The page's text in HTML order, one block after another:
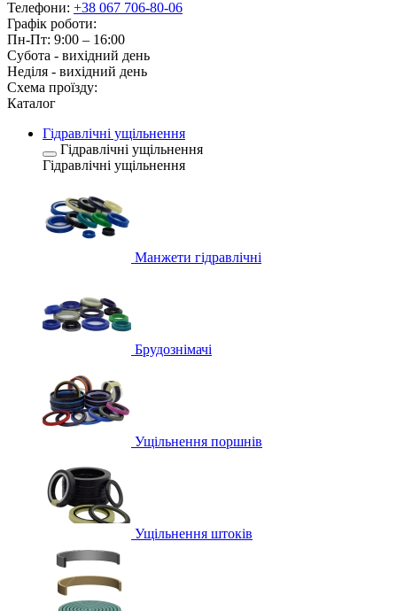
Телефони: +38 067 706-80-06
Графік роботи:
Пн-Пт: 9:00 – 16:00
Субота - вихідний день
Неділя - вихідний день
Схема проїзду:
Каталог
Гідравлічні ущільнення
Гідравлічні ущільнення
Гідравлічні ущільнення
Манжети гідравлічні
Брудознімачі
Ущільнення поршнів
Ущільнення штоків